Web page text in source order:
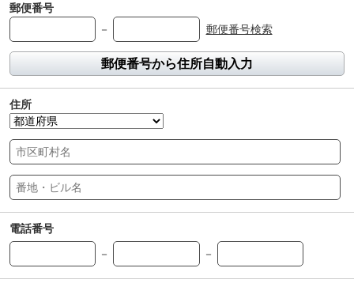
郵便番号
－
郵便番号検索
郵便番号から住所自動入力
住所
電話番号
－
－